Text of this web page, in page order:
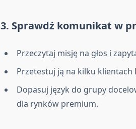
3. Sprawdź komunikat w
Przeczytaj misję na głos i
Przetestuj ją na kilku
Dopasuj język do grupy
dla rynków premium.